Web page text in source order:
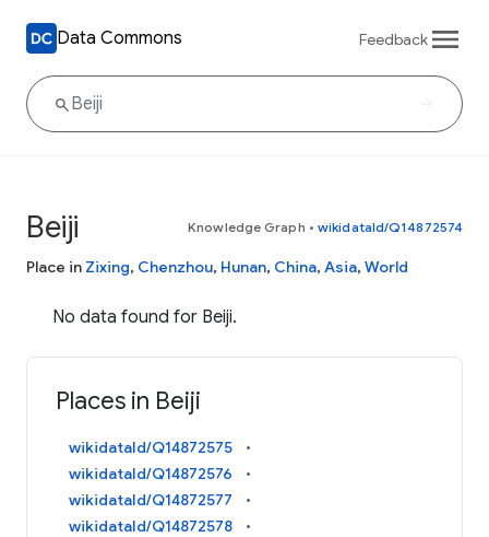
Data Commons Feedback
Beiji Knowledge Graph • wikidataId/Q14872574
Place in Zixing, Chenzhou, Hunan, China, Asia, World
No data found for Beiji.
Places in Beiji
wikidataId/Q14872575
wikidataId/Q14872576
wikidataId/Q14872577
wikidataId/Q14872578